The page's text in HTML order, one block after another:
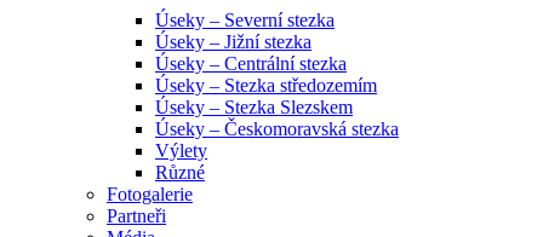
Úseky – Severní stezka
Úseky – Jižní stezka
Úseky – Centrální stezka
Úseky – Stezka středozemím
Úseky – Stezka Slezskem
Úseky – Českomoravská stezka
Výlety
Různé
Fotogalerie
Partneři